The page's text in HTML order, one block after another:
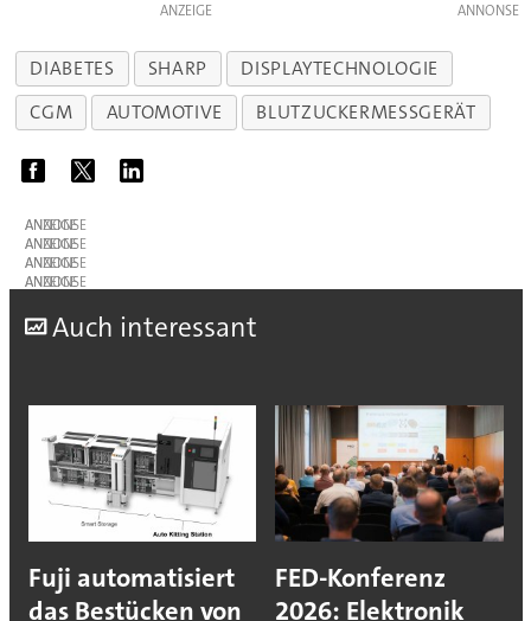
ANZEIGE
DIABETES SHARP
DISPLAYTECHNOLOGIE
CGM
AUTOMOTIVE BLUTZUCKERMESSGERÄT
ANZEIGE
ANZEIGE
ANZEIGE
ANZEIGE
Auch interessant
Fuji automatisiert
das Bestücken von
FED-Konferenz
2026: Elektronik